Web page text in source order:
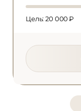
Цель: 20 000 ₽